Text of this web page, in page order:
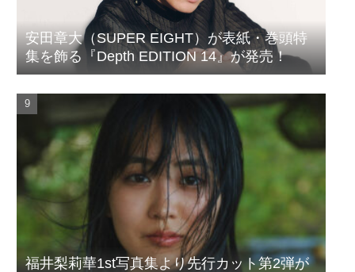
安田章大（SUPER EIGHT）が表紙・巻頭特
集を飾る『Depth EDITION 14』が発売！
福井梨莉華1st写真集より先行カット第2弾が